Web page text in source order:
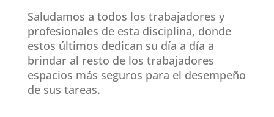
Saludamos a todos los trabajadores y
profesionales de esta disciplina, donde
estos últimos dedican su día a día a
brindar al resto de los trabajadores
espacios más seguros para el desempeño
de sus tareas.